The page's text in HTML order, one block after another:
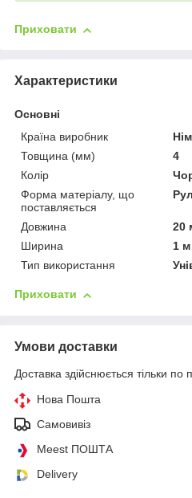
Приховати
Характеристики
Основні
Країна виробник
Товщина (мм)
4
Колір
Форма матеріалу, що
поставляється
Довжина
20
Ширина
1 м
Тип використання
Приховати
Умови доставки
Доставка здійснюється тільки по
Нова Пошта
Самовивіз
Meest ПОШТА
Delivery